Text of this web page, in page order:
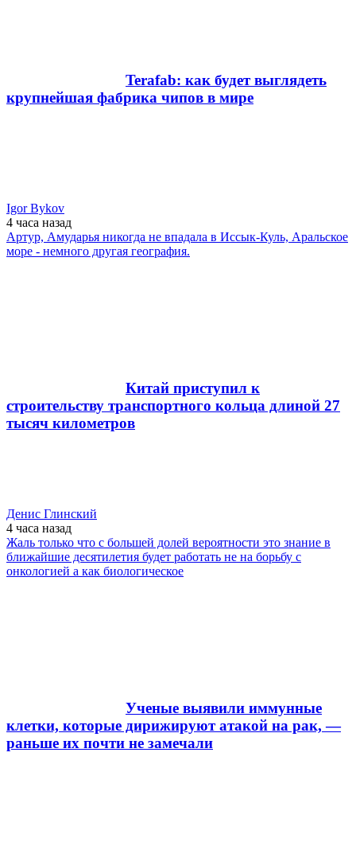
Terafab: как будет выглядеть
крупнейшая фабрика чипов в мире
Igor Bykov
4 часа назад
Артур, Амударья никогда не впадала в Иссык-Куль, Аральское
море - немного другая география.
Китай приступил к
строительству транспортного кольца длиной 27
тысяч километров
Денис Глинский
4 часа назад
Жаль только что с большей долей вероятности это знание в
ближайшие десятилетия будет работать не на борьбу с
онкологией а как биологическое
Ученые выявили иммунные
клетки, которые дирижируют атакой на рак, —
раньше их почти не замечали